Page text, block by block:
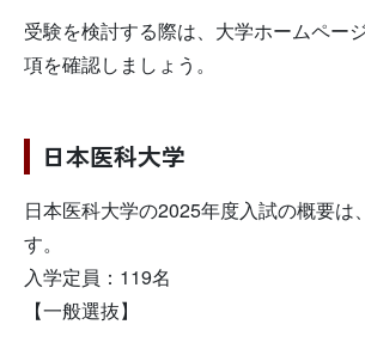
受験を検討する際は、大学ホームペー
項を確認しましょう。
日本医科大学
日本医科大学の2025年度入試の概要は
す。
入学定員：119名
【一般選抜】